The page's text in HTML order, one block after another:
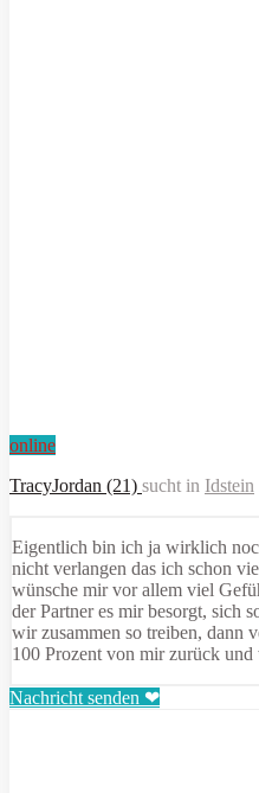
online
TracyJordan (21) sucht in Idstein
Eigentlich bin ich ja wirklich
nicht verlangen das ich schon
wünsche mir vor allem viel
der Partner es mir besorgt, sich
wir zusammen so treiben, dann
100 Prozent von mir zurück
Nachricht senden ❤